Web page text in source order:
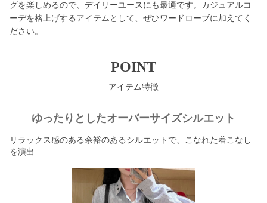
グを楽しめるので、デイリーユースにも最適です。カジュアルコ
ーデを格上げするアイテムとして、ぜひワードローブに加えてく
ださい。
POINT
アイテム特徴
ゆったりとしたオーバーサイズシルエット
リラックス感のある余裕のあるシルエットで、こなれた着こなし
を演出